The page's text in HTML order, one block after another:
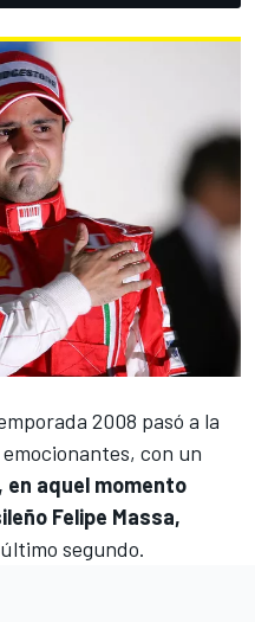
2008 pasó a la
con un
aquel momento
Felipe Massa,
segundo.